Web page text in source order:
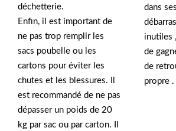
déchetterie.
Enfin, il est important de
ne pas trop remplir les
sacs poubelle ou les
cartons pour éviter les
chutes et les blessures. Il
est recommandé de ne pas
dépasser un poids de 20
kg par sac ou par carton. Il
dans
inutiles
de
de
propre .